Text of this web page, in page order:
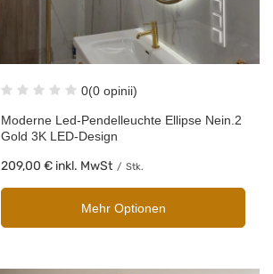
0(0 opinii)
Moderne Led-Pendelleuchte Ellipse Nein.2
Gold 3K LED-Design
209,00 € inkl. MwSt / Stk.
Mehr Optionen